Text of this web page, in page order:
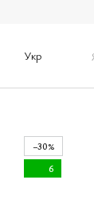
Укр
−30%
6